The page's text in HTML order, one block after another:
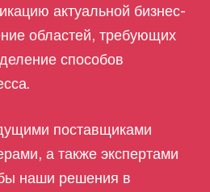
актуальной бизнес-
областей, требующих
способов
поставщиками
а также экспертами
наши решения в